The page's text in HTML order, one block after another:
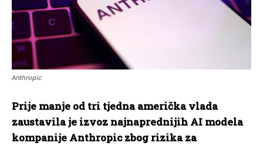
Anthropic
Prije manje od tri tjedna američka vlada
zaustavila je izvoz najnaprednijih AI modela
kompanije Anthropic zbog rizika za